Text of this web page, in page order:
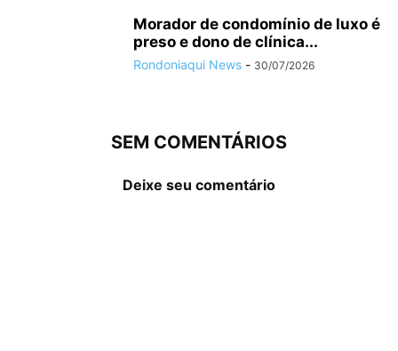
Morador de condomínio de luxo é
preso e dono de clínica...
Rondoniaqui News - 30/07/2026
SEM COMENTÁRIOS
Deixe seu comentário